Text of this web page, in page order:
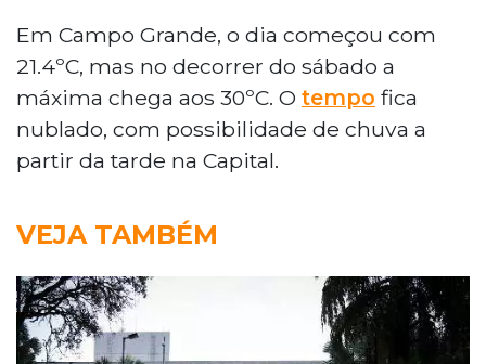
Em Campo Grande, o dia começou com
21.4ºC, mas no decorrer do sábado a
máxima chega aos 30ºC. O tempo fica
nublado, com possibilidade de chuva a
partir da tarde na Capital.
VEJA TAMBÉM